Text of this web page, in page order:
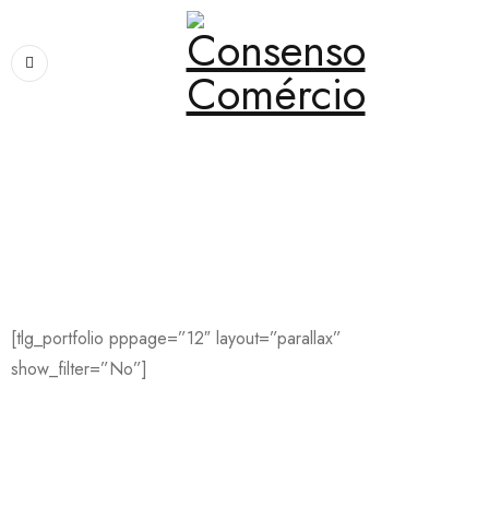
[tlg_portfolio pppage=”12″ layout=”parallax”
show_filter=”No”]